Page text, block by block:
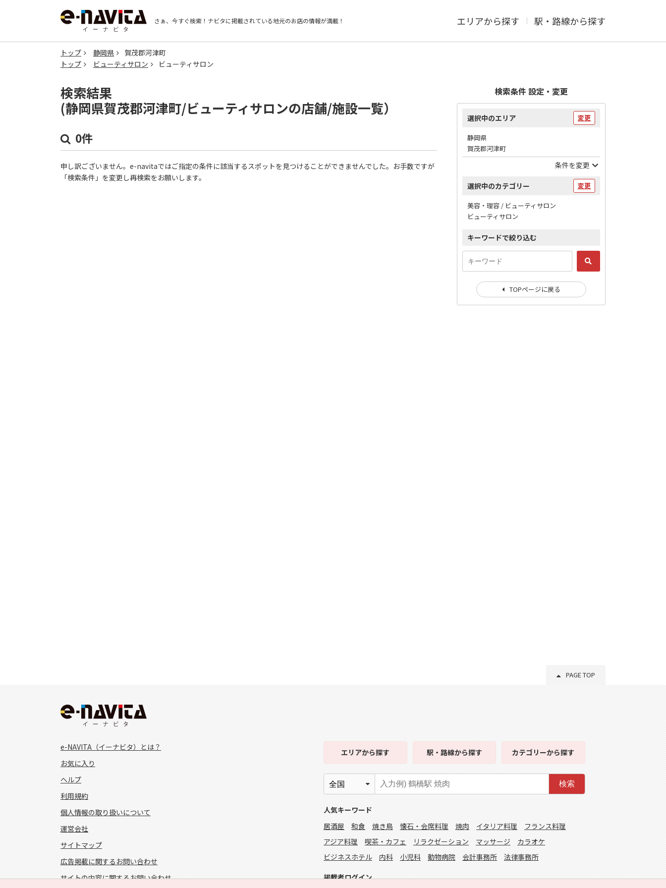
さぁ、今すぐ検索！ ナビタに掲載されている地元のお店の情報が満載！ エリアから探す 駅・路線から探す
トップ 静岡県
賀茂郡河津町
トップ
ビューティサロン ビューティサロン
検索結果
(静岡県賀茂郡河津町/ビューティサロンの店舗/施設一覧）
0件
申し訳ございません。e-navitaではご指定の条件に該当するスポットを見つけることができませんでした。お手数ですが
「検索条件」を変更し再検索をお願いします。
検索条件 設定・変更
選択中のエリア 変更
静岡県
賀茂郡河津町
条件を変更
選択中のカテゴリー 変更
美容・理容 / ビューティサロン
ビューティサロン
キーワードで絞り込む
TOPページに戻る
PAGE TOP
e-NAVITA（イーナビタ）とは？
お気に入り
ヘルプ
利用規約
個人情報の取り扱いについて
運営会社
サイトマップ
広告掲載に関するお問い合わせ
サイトの内容に関するお問い合わせ
エリアから探す 駅・路線から探す カテゴリーから探す
検索
人気キーワード
居酒屋
和食 焼き鳥 懐石・会席料理 焼肉 イタリア料理
フランス料理
アジア料理
喫茶・カフェ リラクゼーション マッサージ
カラオケ
ビジネスホテル
内科 小児科 動物病院 会計事務所 法律事務所
掲載者ログイン